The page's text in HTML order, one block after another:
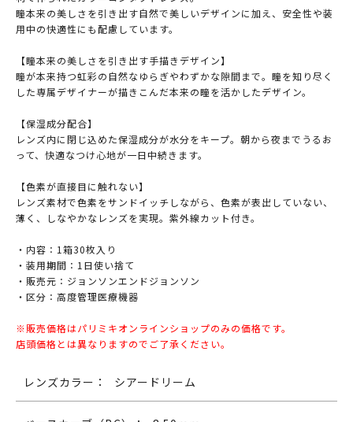
瞳本来の美しさを引き出す自然で美しいデザインに加え、安全性や装
用中の快適性にも配慮しています。
【瞳本来の美しさを引き出す手描きデザイン】
瞳が本来持つ虹彩の自然なゆらぎやわずかな隙間まで。瞳を知り尽く
した専属デザイナーが描きこんだ本来の瞳を活かしたデザイン。
【保湿成分配合】
レンズ内に閉じ込めた保湿成分が水分をキープ。朝から夜までうるお
って、快適なつけ心地が一日中続きます。
【色素が直接目に触れない】
レンズ素材で色素をサンドイッチしながら、色素が表出していない、
薄く、しなやかなレンズを実現。紫外線カット付き。
・内容：1箱30枚入り
・装用期間：1日使い捨て
・販売元：ジョンソンエンドジョンソン
・区分：高度管理医療機器
※販売価格はパリミキオンラインショップのみの価格です。
店頭価格とは異なりますのでご了承ください。
レンズカラー： シアードリーム